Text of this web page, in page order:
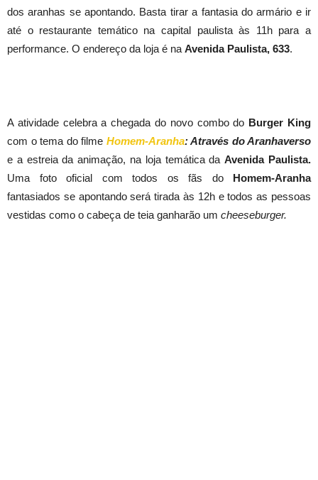
dos aranhas se apontando. Basta tirar a fantasia do armário e ir
até o restaurante temático na capital paulista às 11h para a
performance. O endereço da loja é na Avenida Paulista, 633.
A atividade celebra a chegada do novo combo do Burger King
com o tema do filme Homem-Aranha: Através do Aranhaverso
e a estreia da animação, na loja temática daAvenida Paulista.
Uma foto oficial com todos os fãs do Homem-Aranha
fantasiados se apontando será tirada às 12h e todos as pessoas
vestidas como o cabeça de teia ganharão um cheeseburger.